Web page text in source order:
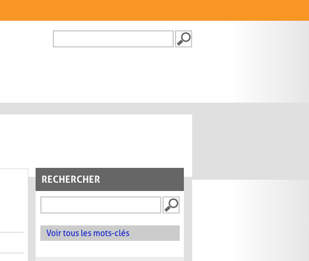
FORMULAIRE DE
RECHERCHER
Voir tous les mots-clés